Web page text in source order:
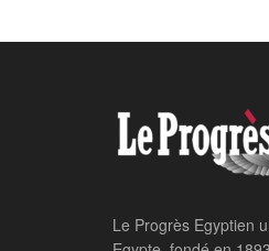
Actualité